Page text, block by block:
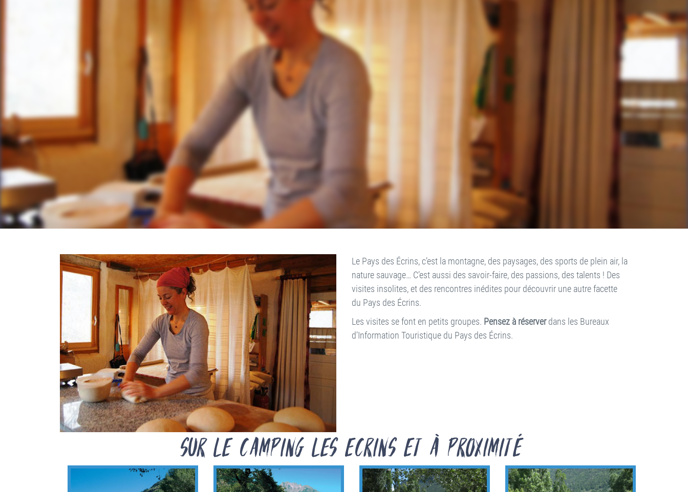
Le Pays des Écrins, c’est la montagne, des paysages, des sports de plein air, la
nature sauvage… C’est aussi des savoir-faire, des passions, des talents ! Des
visites insolites, et des rencontres inédites pour découvrir une autre facette
du Pays des Écrins.
Les visites se font en petits groupes. Pensez à réserverdans les Bureaux
d’Information Touristique du Pays des Écrins.
Sur le Camping les Ecrins et à proximité